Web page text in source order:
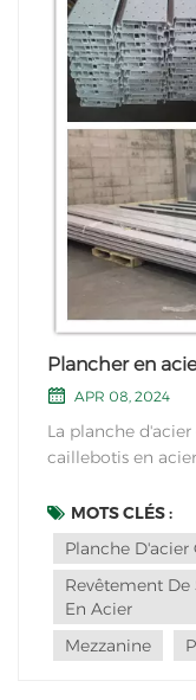
Plancher en
APR 08, 2024
La planche
caillebotis en
laminage et de
planches
MOTS CLÉS :
Planche D'acier
Revêtement
En Acier
Mezzanine